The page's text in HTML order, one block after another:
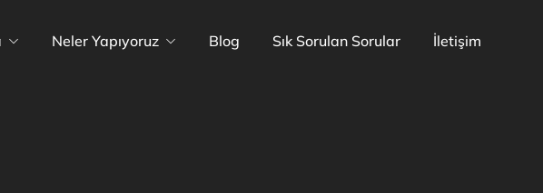
Neler Yapıyoruz Blog Sık Sorulan Sorular İletişim